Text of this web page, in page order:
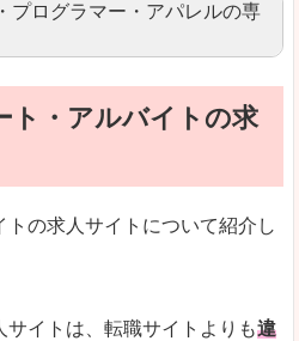
ワードの上位が「40代」「50代」
て見やすいです。
プログラマー・アパレルの専
ト・アルバイトの求
の求人サイトについて紹介し
イトは、転職サイトよりも違